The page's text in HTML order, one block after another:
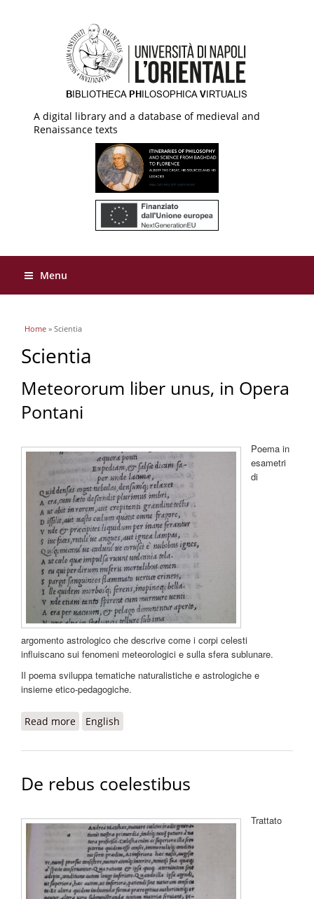
A digital library and a database of medieval and
Renaissance texts
Menu
You are here
Home » Scientia
Scientia
Meteororum liber unus, in Opera
Pontani
Poema in
esametri
di
argomento astrologico che descrive come i corpi celesti
influiscano sui fenomeni meteorologici e sulla sfera sublunare.
Il poema sviluppa tematiche naturalistiche e astrologiche e
insieme etico-pedagogiche.
Read more about Meteororum liber unus, in Opera Pontani
English
De rebus coelestibus
Trattato